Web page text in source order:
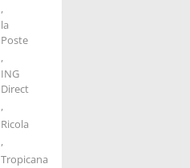
,
la
Poste
,
ING
Direct
,
Ricola
,
Tropicana